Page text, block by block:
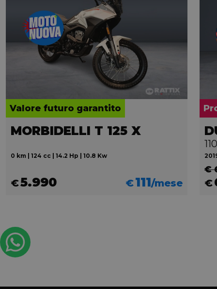
Valore futuro garantito
MORBIDELLI T 125 X
0 km | 124 cc | 14.2 Hp | 10.8 Kw
€5.990 €111/mese
€
€